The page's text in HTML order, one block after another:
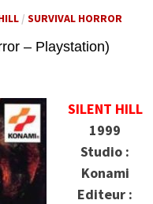
/ SURVIVAL HORROR
– Playstation)
SILENT HILL
1999
Studio :
Konami
Editeur :